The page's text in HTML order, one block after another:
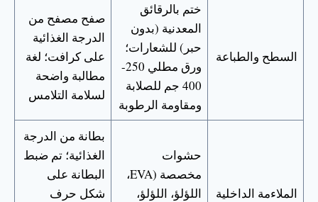
السطح والطباعة
ختم بالرقائق
المعدنية (بدون
حبر) للشعارات؛
ورق مطلي 250-
400 جم للصلابة
ومقاومة الرطوبة
صفح مصفح من
الدرجة الغذائية
على كرافت؛ لغة
مطالبة واضحة
لسلامة التلامس
الملاءمة الداخلية
حشوات
مخصصة (EVA،
اللؤلؤ، اللؤلؤ،
بطانة من الدرجة
الغذائية؛ تم ضبط
البطانة على
شكل حرف